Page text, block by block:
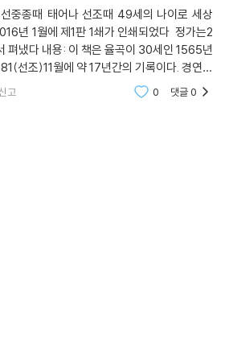
중종때 태어나 선조때 49세의 나이로 세상
30세인 1565년
선조)11월에 약 17년간의 기록이다. 경연이
고 토론도 하는 실제로는 임금이 신하에게
고 0 댓글0